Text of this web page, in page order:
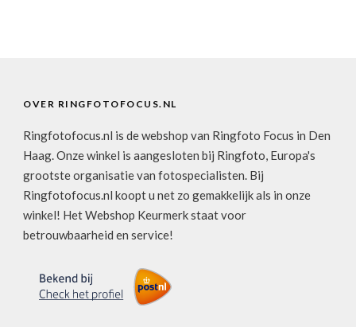
OVER RINGFOTOFOCUS.NL
Ringfotofocus.nl is de webshop van Ringfoto Focus in Den
Haag. Onze winkel is aangesloten bij Ringfoto, Europa's
grootste organisatie van fotospecialisten. Bij
Ringfotofocus.nl koopt u net zo gemakkelijk als in onze
winkel! Het Webshop Keurmerk staat voor
betrouwbaarheid en service!